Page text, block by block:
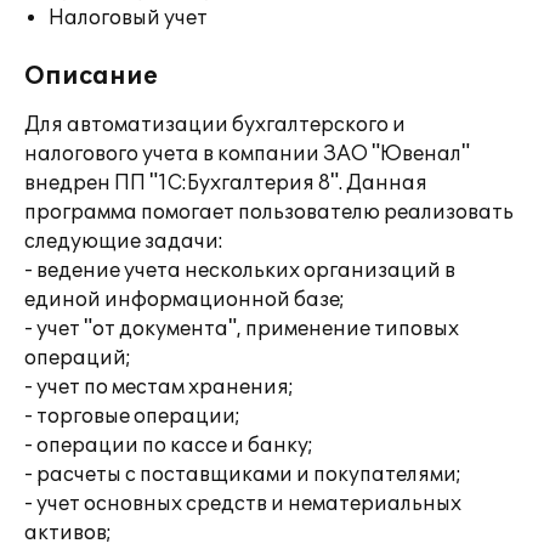
Налоговый учет
Описание
Для автоматизации бухгалтерского и
налогового учета в компании ЗАО "Ювенал"
внедрен ПП "1С:Бухгалтерия 8". Данная
программа помогает пользователю реализовать
следующие задачи:
- ведение учета нескольких организаций в
единой информационной базе;
- учет "от документа", применение типовых
операций;
- учет по местам хранения;
- торговые операции;
- операции по кассе и банку;
- расчеты с поставщиками и покупателями;
- учет основных средств и нематериальных
активов;